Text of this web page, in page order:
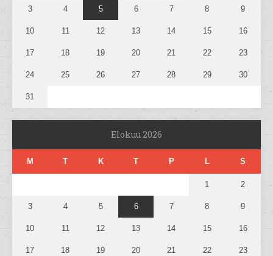
3 4 5 6 7 8 9
10 11 12 13 14 15 16
17 18 19 20 21 22 23
24 25 26 27 28 29 30
31
Elokuu 2026
M T K T P L S
1 2
3 4 5 6 7 8 9
10 11 12 13 14 15 16
17 18 19 20 21 22 23